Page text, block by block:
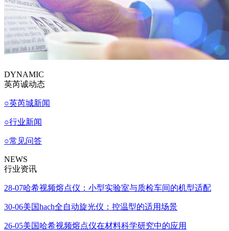
DYNAMIC
英芮诚动态
○英芮城新闻
○行业新闻
○常见问答
NEWS
行业资讯
28-07哈希视频熔点仪：小型实验室与质检车间的机型适配
30-06美国hach全自动旋光仪：控温型的适用场景
26-05美国哈希视频熔点仪在材料科学研究中的应用